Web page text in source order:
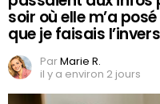
soir où elle m’a
que je faisais
ParMarie R.
il y a environ 2 jours